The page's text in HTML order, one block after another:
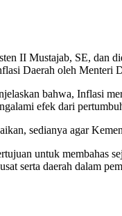
II Mustajab, SE, dan
Daerah oleh
bahwa, Inflasi
efek dari
sedianya agar
untuk membahas
serta daerah dalam